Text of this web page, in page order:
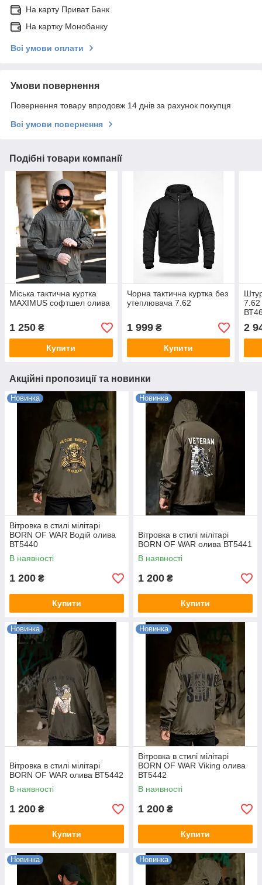
На карту Приват Банк
На картку Монобанку
Всі умови оплати
Умови повернення
Повернення товару впродовж 14 днів за рахунок покупця
Всі умови повернення
Подібні товари компанії
Міська тактична куртка
MAXIMUS софтшел олива
1 250 ₴
Купити
Чорна тактична куртка без
утеплювача 7.62
1 999₴
Купити
7.62
2
Акційні пропозиції та новинки
Новинка
Вітровка в стилі мілітарі
BORN OF WAR Водій олива
ВТ5440
В наявності
1 200 ₴
Купити
Новинка
Вітровка в стилі мілітарі
BORN OF WAR олива ВТ5441
В наявності
1 200 ₴
Купити
Новинка
Вітровка в стилі мілітарі
BORN OF WAR олива ВТ5442
В наявності
1 200 ₴
Купити
Новинка
Вітровка в стилі мілітарі
BORN OF WAR Viking олива
ВТ5442
В наявності
1 200 ₴
Купити
Новинка Новинка